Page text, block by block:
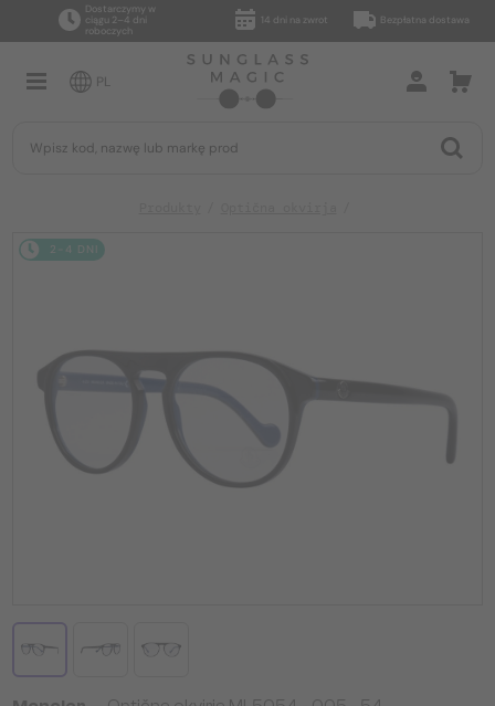
Dostarczymy w
ciągu 2–4 dni
roboczych
14 dni na zwrot Bezpłatna dostawa
PL
2-4 DNI